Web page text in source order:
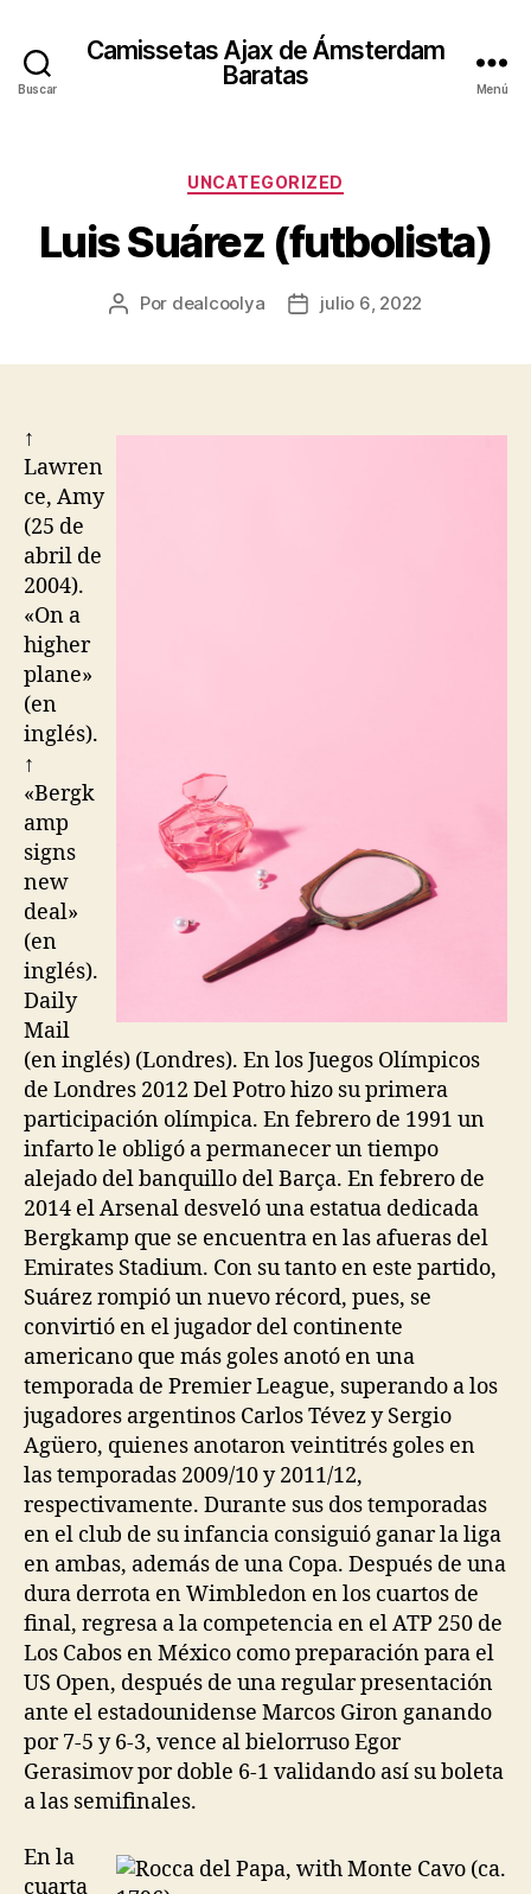
Buscar
Camissetas Ajax de Ámsterdam
Baratas
Menú
Categorías
UNCATEGORIZED
Luis Suárez (futbolista)
Autor
Por dealcoolya
Fechajulio 6, 2022
↑
Lawren
ce, Amy
(25 de
abril de
2004).
«On a
higher
plane»
(en
inglés).
↑
«Bergk
amp
signs
new
deal»
(en
inglés).
Daily
Mail
(en inglés) (Londres). En los Juegos Olímpicos
de Londres 2012 Del Potro hizo su primera
participación olímpica. En febrero de 1991 un
infarto le obligó a permanecer un tiempo
alejado del banquillo del Barça. En febrero de
2014 el Arsenal desveló una estatua dedicada
Bergkamp que se encuentra en las afueras del
Emirates Stadium. Con su tanto en este partido,
Suárez rompió un nuevo récord, pues, se
convirtió en el jugador del continente
americano que más goles anotó en una
temporada de Premier League, superando a los
jugadores argentinos Carlos Tévez y Sergio
Agüero, quienes anotaron veintitrés goles en
las temporadas 2009/10 y 2011/12,
respectivamente. Durante sus dos temporadas
en el club de su infancia consiguió ganar la liga
en ambas, además de una Copa. Después de una
dura derrota en Wimbledon en los cuartos de
final, regresa a la competencia en el ATP 250 de
Los Cabos en México como preparación para el
US Open, después de una regular presentación
ante el estadounidense Marcos Giron ganando
por 7-5 y 6-3, vence al bielorruso Egor
Gerasimov por doble 6-1 validando así su boleta
a las semifinales.
En la
cuarta